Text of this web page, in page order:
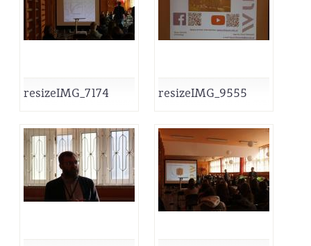
resizeIMG_7174 resizeIMG_9555